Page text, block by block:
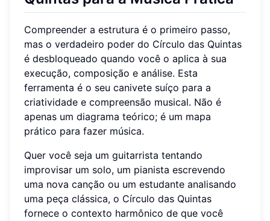
Compreender a estrutura é o primeiro passo,
mas o verdadeiro poder do Círculo das Quintas
é desbloqueado quando você o aplica à sua
execução, composição e análise. Esta
ferramenta é o seu canivete suíço para a
criatividade e compreensão musical. Não é
apenas um diagrama teórico; é um mapa
prático para fazer música.
Quer você seja um guitarrista tentando
improvisar um solo, um pianista escrevendo
uma nova canção ou um estudante analisando
uma peça clássica, o Círculo das Quintas
fornece o contexto harmônico de que você